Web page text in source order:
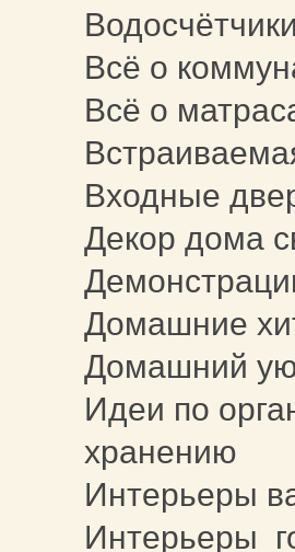
Всё о
Всё о
Входные
Декор дома
Домашние
Домашний
Идеи по
хранению
Интерьеры
Интерьеры